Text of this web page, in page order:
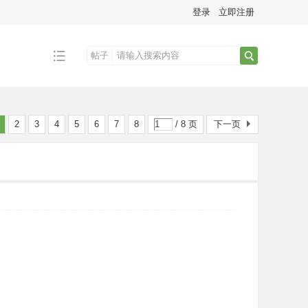
登录 立即注册
帖子
索
2 3 4 5 6 7 8 / 8 页 下一页